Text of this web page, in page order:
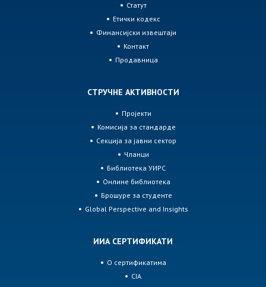
Статут
Етички кодекс
Финансијски извештаји
Контакт
Продавница
СТРУЧНЕ АКТИВНОСТИ
Пројекти
Комисија за стандарде
Секција за јавни сектор
Чланци
Библиотека УИРС
Онлине библиотека
Брошуре за студенте
Global Perspective and Insights
ИИА СЕРТИФИКАТИ
О сертификатима
CIA